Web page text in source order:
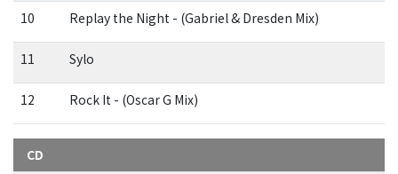
10 Replay the Night - (Gabriel & Dresden Mix)
11 Sylo
12 Rock It - (Oscar G Mix)
CD